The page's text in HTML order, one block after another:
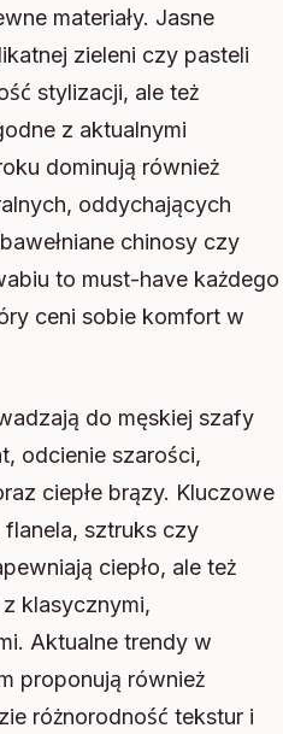
materiały. Jasne
zieleni czy pasteli
stylizacji, ale też
z aktualnymi
dominują również
oddychających
chinosy czy
to must-have każdego
ceni sobie komfort w
do męskiej szafy
odcienie szarości,
ciepłe brązy. Kluczowe
flanela, sztruks czy
ciepło, ale też
klasycznymi,
Aktualne trendy w
proponują również
różnorodność tekstur i